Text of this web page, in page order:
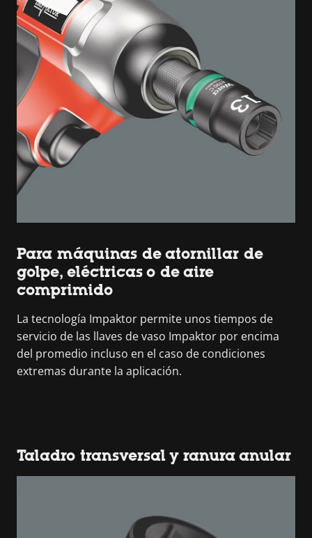
Para máquinas de atornillar de
golpe, eléctricas o de aire
comprimido
La tecnología Impaktor permite unos tiempos de
servicio de las llaves de vaso Impaktor por encima
del promedio incluso en el caso de condiciones
extremas durante la aplicación.
Taladro transversal y ranura anular